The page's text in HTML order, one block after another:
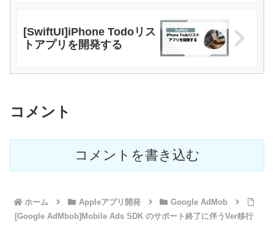
[SwiftUI]iPhone Todoリス
トアプリを開発する
コメント
コメントを書き込む
ホーム Appleアプリ開発
Google AdMob
[Google AdMbob]Mobile Ads SDK のサポート終了に伴うVer移行